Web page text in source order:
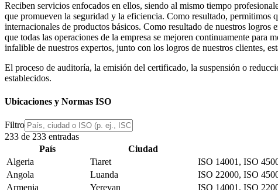
Reciben servicios enfocados en ellos, siendo al mismo tiempo
que promueven la seguridad y la eficiencia. Como resultado, permitimos
internacionales de productos básicos. Como resultado de nuestros
que todas las operaciones de la empresa se mejoren continuamente
infalible de nuestros expertos, junto con los logros de nuestros clientes,
El proceso de auditoría, la emisión del certificado, la suspensión o
establecidos.
Ubicaciones y Normas ISO
Filtro
233 de 233 entradas
País
Ciudad
Algeria
Tiaret
ISO 14001, ISO
Angola
Luanda
ISO 22000, ISO
Armenia
Yerevan
ISO 14001, ISO